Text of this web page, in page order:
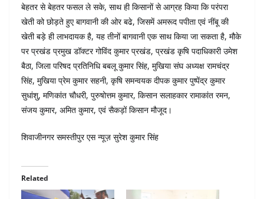
बेहतर से बेहतर फसल ले सके, साथ ही किसानों से आग्रह किया कि परंपरा
खेती को छोड़ते हुए बागवानी की ओर बढे, जिसमें अमरूद पपीता एवं नींबू की
खेती बड़े ही लाभदायक है, यह तीनों बागवानी एक साथ किया जा सकता है, ‌मौके
पर प्रखंड प्रमुख डॉक्टर गोविंद कुमार प्रखंड, प्रखंड कृषि पदाधिकारी उमेश
बैठा, जिला परिषद प्रतिनिधि बबलू कुमार सिंह, मुखिया संघ अध्यक्ष रामचंद्र
सिंह, मुखिया प्रेम कुमार सहनी, कृषि समन्वयक दीपक कुमार पुष्पेंद्र कुमार
सुधांशु, मणिकांत चौधरी, पुरुषोत्तम कुमार, किसान सलाहकार रामाकांत रमन,
संजय कुमार, अमित कुमार, एवं सैकड़ों किसान मौजूद।
शिवाजीनगर समस्तीपुर एस न्यूज़ सुरेश कुमार सिंह
Related